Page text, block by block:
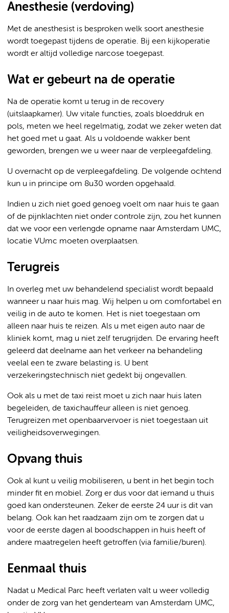
Anesthesie (verdoving)
Met de anesthesist is besproken welk soort anesthesie
wordt toegepast tijdens de operatie. Bij een kijkoperatie
wordt er altijd volledige narcose toegepast.
Wat er gebeurt na de operatie
Na de operatie komt u terug in de recovery
(uitslaapkamer). Uw vitale functies, zoals bloeddruk en
pols, meten we heel regelmatig, zodat we zeker weten dat
het goed met u gaat. Als u voldoende wakker bent
geworden, brengen we u weer naar de verpleegafdeling.
U overnacht op de verpleegafdeling. De volgende ochtend
kun u in principe om 8u30 worden opgehaald.
Indien u zich niet goed genoeg voelt om naar huis te gaan
of de pijnklachten niet onder controle zijn, zou het kunnen
dat we voor een verlengde opname naar Amsterdam UMC,
locatie VUmc moeten overplaatsen.
Terugreis
In overleg met uw behandelend specialist wordt bepaald
wanneer u naar huis mag. Wij helpen u om comfortabel en
veilig in de auto te komen. Het is niet toegestaan om
alleen naar huis te reizen. Als u met eigen auto naar de
kliniek komt, mag u niet zelf terugrijden. De ervaring heeft
geleerd dat deelname aan het verkeer na behandeling
veelal een te zware belasting is. U bent
verzekeringstechnisch niet gedekt bij ongevallen.
Ook als u met de taxi reist moet u zich naar huis laten
begeleiden, de taxichauffeur alleen is niet genoeg.
Terugreizen met openbaarvervoer is niet toegestaan uit
veiligheidsoverwegingen.
Opvang thuis
Ook al kunt u veilig mobiliseren, u bent in het begin toch
minder fit en mobiel. Zorg er dus voor dat iemand u thuis
goed kan ondersteunen. Zeker de eerste 24 uur is dit van
belang. Ook kan het raadzaam zijn om te zorgen dat u
voor de eerste dagen al boodschappen in huis heeft of
andere maatregelen heeft getroffen (via familie/buren).
Eenmaal thuis
Nadat u Medical Parc heeft verlaten valt u weer volledig
onder de zorg van het genderteam van Amsterdam UMC,